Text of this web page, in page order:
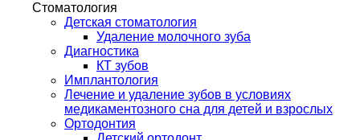
Стоматология
Детская стоматология
Удаление молочного зуба
Диагностика
КТ зубов
Имплантология
Лечение и удаление зубов в условиях
медикаментозного сна для детей и взрослых
Ортодонтия